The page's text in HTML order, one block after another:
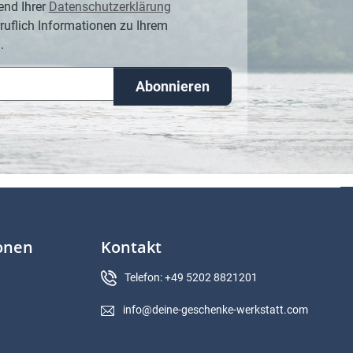
Ihrer Datenschutzerklärung
Informationen zu Ihrem
Abonnieren
Kontakt
Telefon: +49 5202 8821201
info@deine-geschenke-werkstatt.com